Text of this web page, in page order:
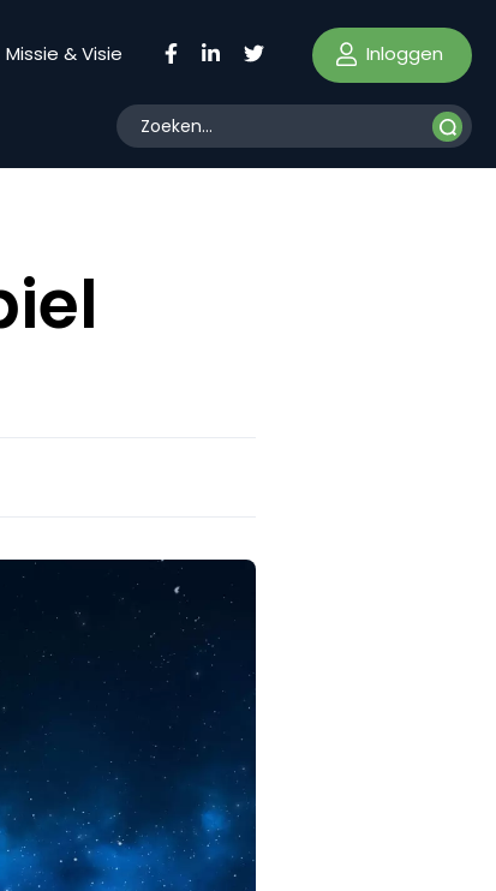
Missie & Visie Inloggen